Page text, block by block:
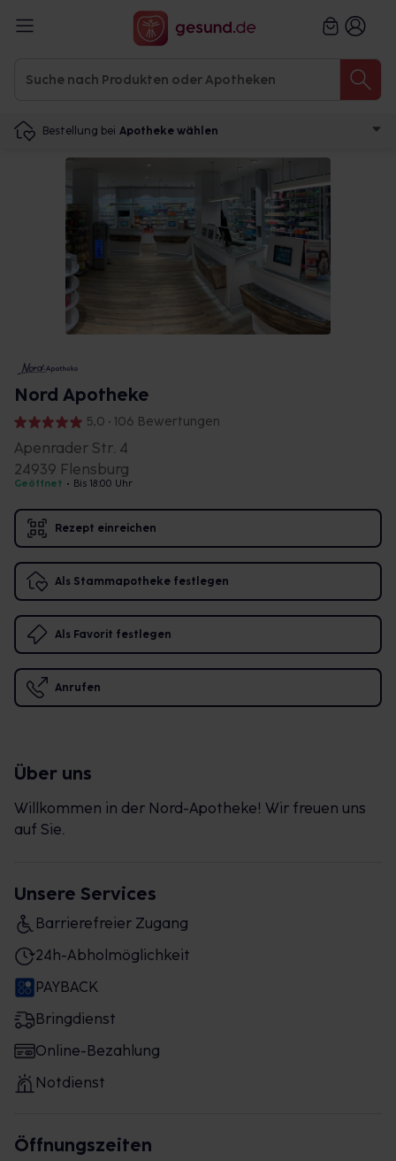
Bestellung bei Apotheke wählen
Nord Apotheke
5,0 • 106 Bewertungen
Apenrader Str. 4
24939 Flensburg
Geöffnet • Bis 18:00 Uhr
Rezept einreichen
Als Stammapotheke festlegen
Als Favorit festlegen
Anrufen
Über uns
Willkommen in der Nord-Apotheke! Wir freuen uns
auf Sie.
Unsere Services
Barrierefreier Zugang
24h-Abholmöglichkeit
PAYBACK
Bringdienst
Online-Bezahlung
Notdienst
Öffnungszeiten